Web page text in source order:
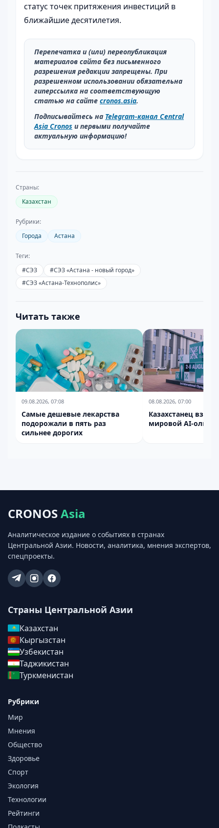
статус точек притяжения инвестиций в
ближайшие десятилетия.
Перепечатка и (или) переопубликация
материалов сайта без письменного
разрешения редакции запрещены. При
разрешенном использовании обязательна
гиперссылка на соответствующую
статью на сайте cronos.asia.
Подписывайтесь на Telegram-канал Central
Asia Cronos и первыми получайте
актуальную информацию!
Страны:
Казахстан
Рубрики:
Города
Астана
Теги:
#СЭЗ #СЭЗ «Астана - новый город»
#СЭЗ «Астана-Технополис»
Читать также
09.08.2026, 07:08
Самые дешевые лекарства
подорожали в пять раз
сильнее дорогих
08.08.2026, 07:00
Казахстанец взял
мировой AI-
CRONOSAsia
Аналитическое издание о событиях в странах
Центральной Азии. Новости, аналитика, мнения экспертов,
спецпроекты.
Страны Центральной Азии
Казахстан
Кыргызстан
Узбекистан
Таджикистан
Туркменистан
Рубрики
Мир
Мнения
Общество
Здоровье
Спорт
Экология
Технологии
Рейтинги